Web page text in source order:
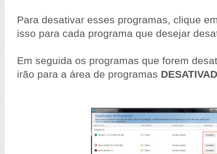
Para desativar esses programas, clique
isso para cada programa que desejar
Em seguida os programas que forem
irão para a área de programas